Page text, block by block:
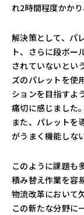
れ2時間程度かか
解決策として、パ
ト、さらに段ボー
されていないとい
ズのパレットを使
ションを目指すよ
痛切に感じました。
また、パレットを
がうまく機能しな
このように課題も
積み替え作業を容
物流改革において
この新たな分野に